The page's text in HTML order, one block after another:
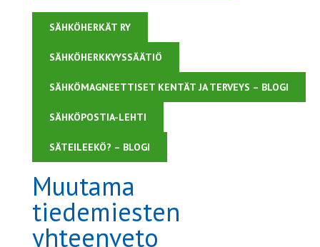
SÄHKÖHERKÄT RY
SÄHKÖHERKKYYSSÄÄTIÖ
SÄHKÖMAGNEETTISET KENTÄT JA TERVEYS – BLOGI
SÄHKÖPOSTIA-LEHTI
SÄTEILEEKÖ? – BLOGI
Muutama
tiedemiesten
yhteenveto